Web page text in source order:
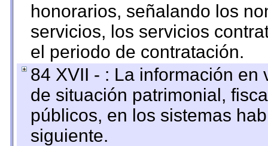
honorarios, señalando los
servicios, los servicios
el periodo de contratación.
84 XVII - : La información
de situación patrimonial,
públicos, en los sistemas
siguiente.